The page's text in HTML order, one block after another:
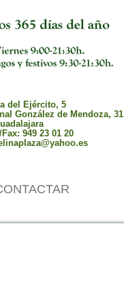
del Ejército, 5
González de Mendoza, 31
949 23 01 20